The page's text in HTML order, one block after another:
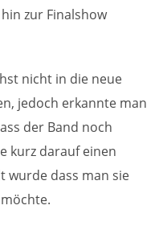
zur Finalshow
nicht in die neue
jedoch erkannte man
der Band noch
kurz darauf einen
wurde dass man sie